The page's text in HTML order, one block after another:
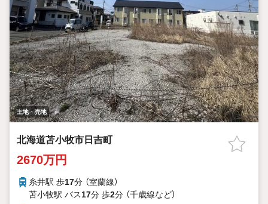
土地・売地
北海道苫小牧市日吉町
2670万円
糸井駅 歩17分 （室蘭線）
苫小牧駅 バス17分 歩2分 （千歳線など）